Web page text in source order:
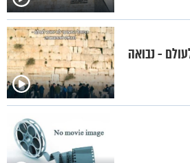
- נבואה